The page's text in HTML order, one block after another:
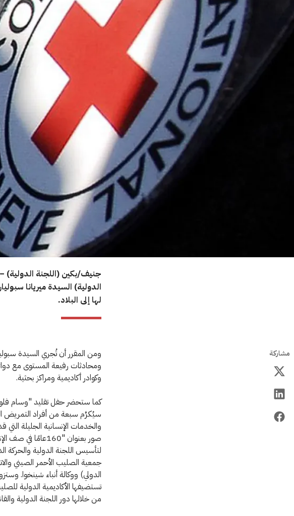
جنيف/بكين (اللجنة الدولية)
الدولية) السيدة ميريانا
لها إلى البلاد.
مشاركة
ومن المقرر أن تُجري السيدة
ومحادثات رفيعة المستوى مع
وكوادر أكاديمية ومراكز بحثية.
كما ستحضر حفل تقليد "وسام
سيُكرَّم سبعة من أفراد التمريض
والخدمات الإنسانية الجليلة
لتأسيس اللجنة الدولية والحركة
جمعية الصليب الأحمر الصيني
الدولي) ووكالة أنباء شينخوا.
تستضيفها الأكاديمية الدولية
من خلالها دور اللجنة الدولية